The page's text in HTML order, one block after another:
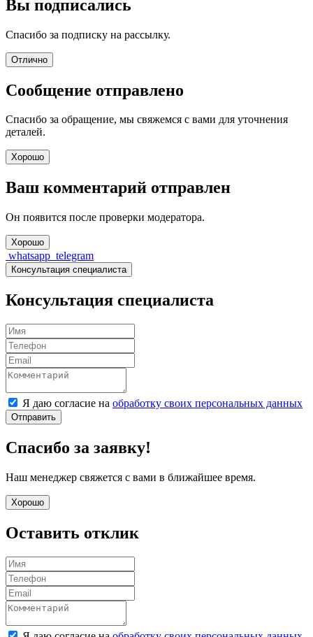
Вы подписались
Спасибо за подписку на рассылку.
Отлично
Сообщение отправлено
Спасибо за обращение, мы свяжемся с вами для уточнения
деталей.
Хорошо
Ваш комментарий отправлен
Он появится после проверки модератора.
Хорошо
whatsapp telegram
Консультация специалиста
Консультация специалиста
Я даю согласие на обработку своих персональных данных
Отправить
Спасибо за заявку!
Наш менеджер свяжется с вами в ближайшее время.
Хорошо
Оставить отклик